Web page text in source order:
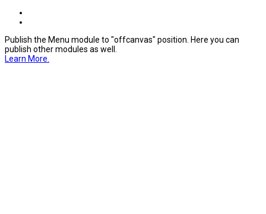
Publish the Menu module to "offcanvas" position. Here you can
publish other modules as well.
Learn More.